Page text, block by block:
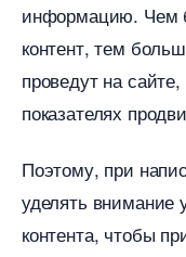
информацию.​ Чем
контент, тем
проведут на
показателях
Поэтому, при
уделять внимание
контента, чтобы